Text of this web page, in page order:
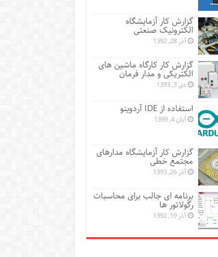
گزارش کار آزمایشگاه
الکترونیک صنعتی
آذر 28, 1392
گزارش کار کارگاه ماشین های
الکتریکی و مدار فرمان
دی 3, 1393
استفاده از IDE آردوینو
آبان 4, 1399
گزارش کار آزمایشگاه مدارهای
مجتمع خطی
آذر 26, 1393
برنامه ای جالب برای محاسبات
رگولاتور ها
آذر 19, 1392